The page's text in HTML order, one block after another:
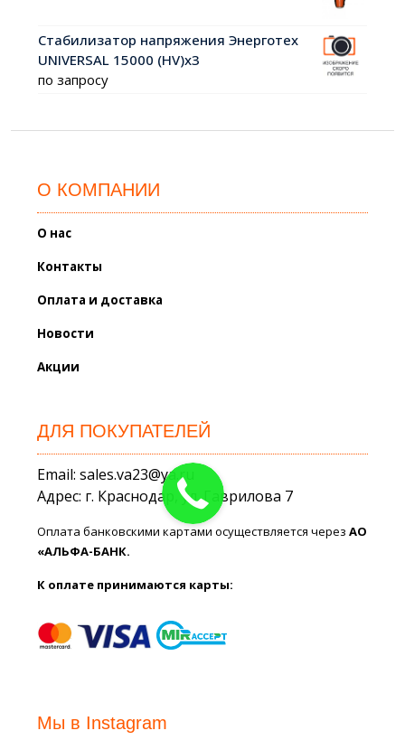
Стабилизатор напряжения Энерготех
UNIVERSAL 15000 (HV)х3
по запросу
О КОМПАНИИ
О нас
Контакты
Оплата и доставка
Новости
Акции
ДЛЯ ПОКУПАТЕЛЕЙ
Email: sales.va23@ya.ru
Адрес: г. Краснодар, ул. Гаврилова 7
Оплата банковскими картами осуществляется черезАО
«АЛЬФА-БАНК.
К оплате принимаются карты:
Мы в Instagram